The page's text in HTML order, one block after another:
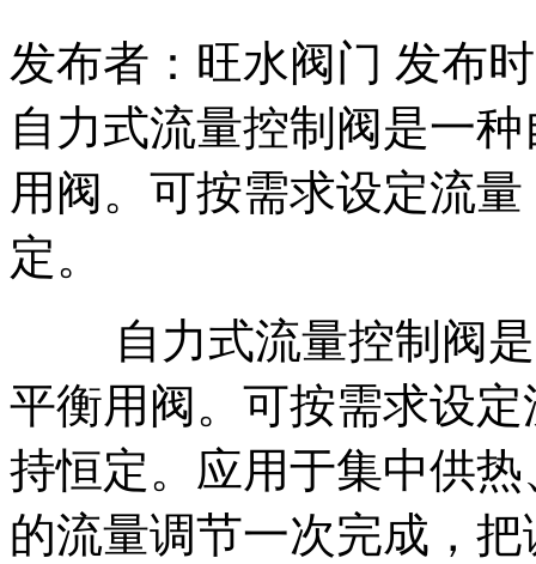
发布者：旺水阀门 发布
自力式流量控制阀是一
用阀。可按需求设定流
定。
自力式流量控制阀是
平衡用阀。可按需求设
持恒定。应用于集中供
的流量调节一次完成，